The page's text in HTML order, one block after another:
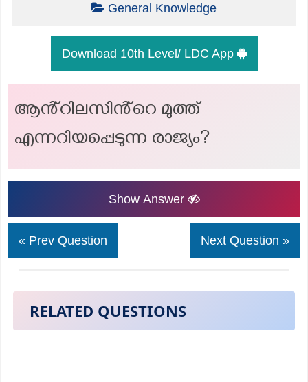
General Knowledge
Download 10th Level/ LDC App
ആൻ്റിലസിൻ്റെ മുത്ത്
എന്നറിയപ്പെടുന്ന രാജ്യം?
Show Answer
« Prev Question Next Question »
RELATED QUESTIONS